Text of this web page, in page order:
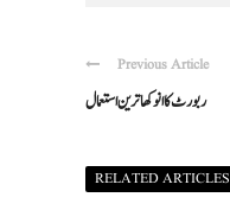
Previous Article
ربورٹ کا انوکھا ترین استعمال
RELATED ARTICLES